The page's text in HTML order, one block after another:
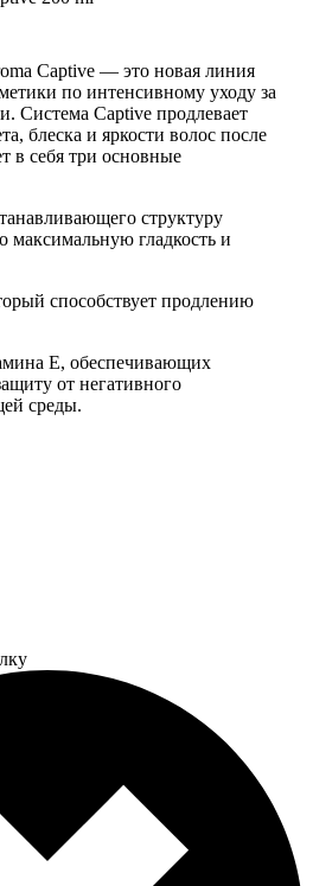
Captive — это новая линия
по интенсивному уходу за
Система Captive продлевает
блеска и яркости волос после
в себя три основные
структуру
максимальную гладкость и
способствует продлению
E, обеспечивающих
от негативного
среды.